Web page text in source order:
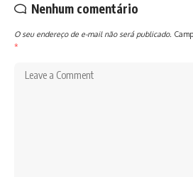
Nenhum comentário
O seu endereço de e-mail não será publicado.
*